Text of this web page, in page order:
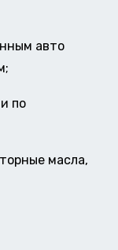
авто
по
масла,